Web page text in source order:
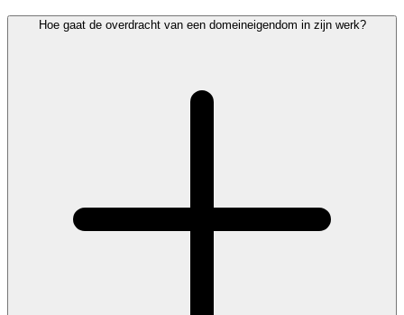
Hoe gaat de overdracht van een domeineigendom in zijn werk?